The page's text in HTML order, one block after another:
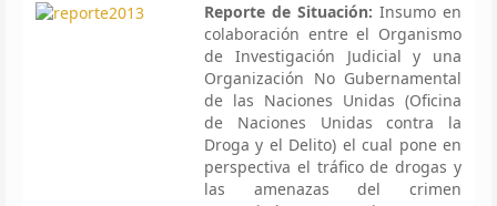
Reporte de Situación: Insumo en
colaboración entre el Organismo
de Investigación Judicial y una
Organización No Gubernamental
de las Naciones Unidas (Oficina
de Naciones Unidas contra la
Droga y el Delito) el cual pone en
perspectiva el tráfico de drogas y
las amenazas del crimen